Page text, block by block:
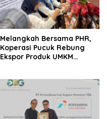
Melangkah Bersama PHR,
Koperasi Pucuk Rebung
Ekspor Produk UMKM